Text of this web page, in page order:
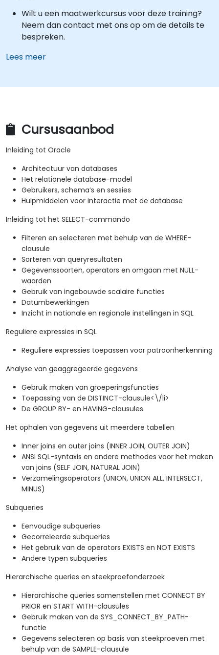
Wilt u een maatwerkcursus voor deze training?
Neem dan contact met ons op om de details te
bespreken.
Lees meer
Cursusaanbod
Inleiding tot Oracle
Architectuur van databases
Het relationele database-model
Gebruikers, schema’s en sessies
Hulpmiddelen voor interactie met de database
Inleiding tot het SELECT-commando
Filteren en selecteren met behulp van de WHERE-
clausule
Sorteren van queryresultaten
Gegevenssoorten, operators en omgaan met NULL-
waarden
Gebruik van ingebouwde scalaire functies
Datumbewerkingen
Inzicht in nationale en regionale instellingen in SQL
Reguliere expressies in SQL
Reguliere expressies toepassen voor patroonherkenning
Analyse van geaggregeerde gegevens
Gebruik maken van groeperingsfuncties
Toepassing van de DISTINCT-clausule<\/li>
De GROUP BY- en HAVING-clausules
Het ophalen van gegevens uit meerdere tabellen
Inner joins en outer joins (INNER JOIN, OUTER JOIN)
ANSI SQL-syntaxis en andere methodes voor het maken
van joins (SELF JOIN, NATURAL JOIN)
Verzamelingsoperators (UNION, UNION ALL, INTERSECT,
MINUS)
Subqueries
Eenvoudige subqueries
Gecorreleerde subqueries
Het gebruik van de operators EXISTS en NOT EXISTS
Andere typen subqueries
Hierarchische queries en steekproefonderzoek
Hierarchische queries samenstellen met CONNECT BY
PRIOR en START WITH-clausules
Gebruik maken van de SYS_CONNECT_BY_PATH-
functie
Gegevens selecteren op basis van steekproeven met
behulp van de SAMPLE-clausule